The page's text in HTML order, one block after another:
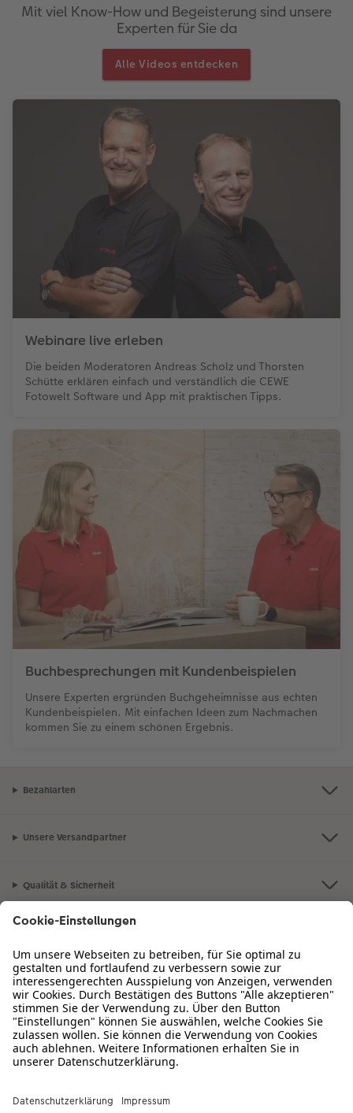
Mit viel Know-How und Begeisterung sind unsere
Experten für Sie da
Alle Videos entdecken
Webinare live erleben
Die beiden Moderatoren Andreas Scholz und Thorsten
Schütte erklären einfach und verständlich die CEWE
Fotowelt Software und App mit praktischen Tipps.
Buchbesprechungen mit Kundenbeispielen
Unsere Experten ergründen Buchgeheimnisse aus echten
Kundenbeispielen. Mit einfachen Ideen zum Nachmachen
kommen Sie zu einem schönen Ergebnis.
Bezahlarten
Unsere Versandpartner
Qualität & Sicherheit
CEWE Fotowelt
Sortiment